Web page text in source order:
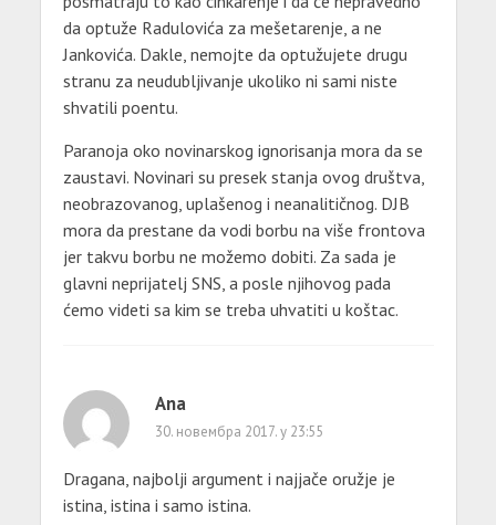
da optuže Radulovića za mešetarenje, a ne
Jankovića. Dakle, nemojte da optužujete drugu
stranu za neudubljivanje ukoliko ni sami niste
shvatili poentu.
Paranoja oko novinarskog ignorisanja mora da se
zaustavi. Novinari su presek stanja ovog društva,
neobrazovanog, uplašenog i neanalitičnog. DJB
mora da prestane da vodi borbu na više frontova
jer takvu borbu ne možemo dobiti. Za sada je
glavni neprijatelj SNS, a posle njihovog pada
ćemo videti sa kim se treba uhvatiti u koštac.
Ana
30. новембра 2017. у 23:55
Dragana, najbolji argument i najjače oružje je
istina, istina i samo istina.